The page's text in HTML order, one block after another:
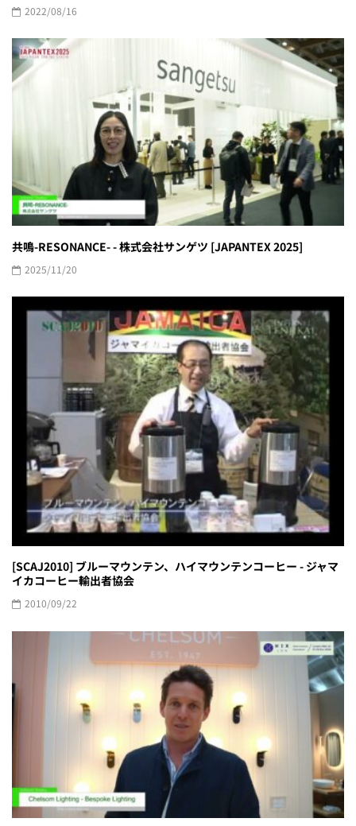
2022/08/16
共鳴-RESONANCE- - 株式会社サンゲツ [JAPANTEX 2025]
2025/11/20
[SCAJ2010] ブルーマウンテン、ハイマウンテンコーヒー - ジャマ
イカコーヒー輸出者協会
2010/09/22